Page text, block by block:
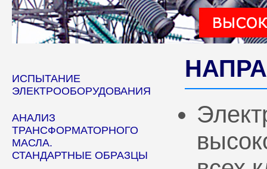
ИСПЫТАНИЕ
ЭЛЕКТРООБОРУДОВАНИЯ
АНАЛИЗ
ТРАНСФОРМАТОРНОГО
МАСЛА.
СТАНДАРТНЫЕ ОБРАЗЦЫ